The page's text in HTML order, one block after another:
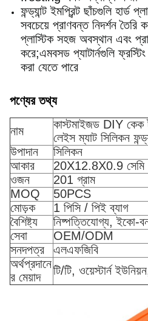
ফন্ড্যান্ট ইমপ্রিন্ট ছাঁচগুলি হার্ড
সবচেয়ে প্রাণবন্ত নিদর্শন তৈরি
প্লাস্টিক সহজ অবস্থান এবং
করে;এমবসড প্যাটার্নগুলি
করা যেতে পারে
পণ্যের তথ্য
নাম
কাস্টমাইজড DIY কেক
লেইস ম্যাট সিলিকন
উপাদান
সিলিকন
আকার
20X12.8X0.9 সেমি
ওজন
201 গ্রাম
MOQ
50PCS
মোড়ক
1 পিসি / পিই ব্যাগ
বৈশিষ্ট্য
নিষ্পত্তিযোগ্য, ইকো-
সেবা
OEM/ODM
সনদপত্র
এলএফজিবি
অর্থপ্রদানে
র মেয়াদ
টি/টি, ওয়েস্টার্ন